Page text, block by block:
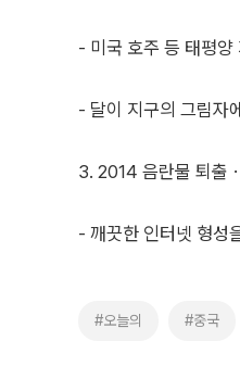
- 미국 호주 등 태평
- 달이 지구의 그림자
3. 2014 음란물 퇴출
- 깨끗한 인터넷 형성
#오늘의 #중국